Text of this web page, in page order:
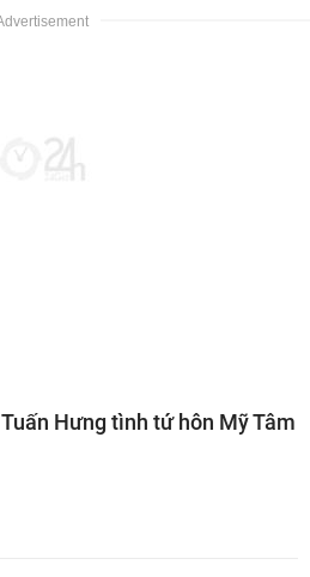
Tuấn Hưng tình tứ hôn Mỹ Tâm